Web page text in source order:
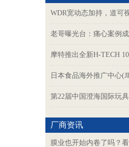
WDR宽动态加持，道可
老哥曝光台：痛心案例
摩特推出全新H-TECH
日本食品海外推广中心
第22届中国澄海国际玩
厂商资讯
膜业也开始内卷了吗？